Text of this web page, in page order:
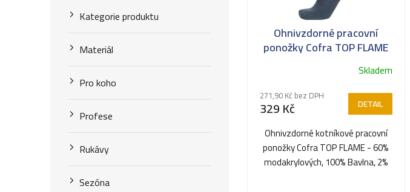
Kategorie produktu
Materiál
Pro koho
Profese
Rukávy
Sezóna
Ohnivzdorné pracovní
ponožky Cofra TOP FLAME
Skladem
271,90 Kč bez DPH
329 Kč DETAIL
Ohnivzdorné kotníkové pracovní
ponožky Cofra TOP FLAME - 60%
modakrylových, 100% Bavlna, 2%